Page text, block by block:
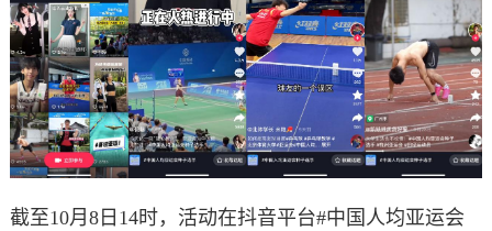
截至10月8日14时，活动在抖音平台#中国人均亚运会